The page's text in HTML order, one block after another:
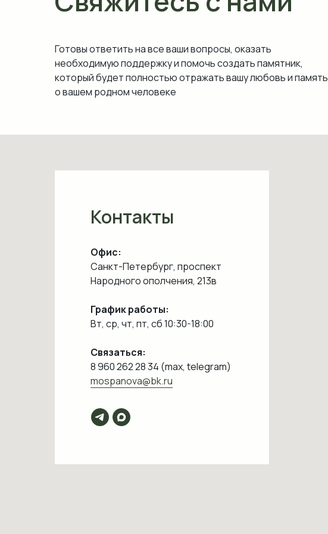
Готовы ответить на все ваши вопросы, оказать
необходимую поддержку и помочь создать памятник,
который будет полностью отражать вашу любовь и память
о вашем родном человеке
Контакты
Офис:
Санкт-Петербург, проспект
Народного ополчения, 213в
График работы:
Вт, ср, чт, пт, сб 10:30-18:00
Связаться:
8 960 262 28 34 (max, telegram)
mospanova@bk.ru